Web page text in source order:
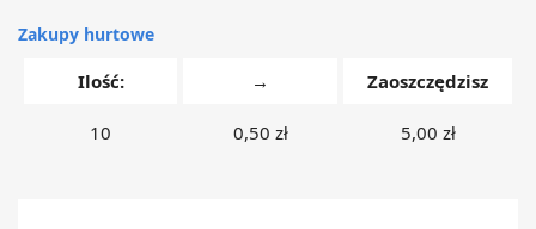
Zakupy hurtowe
Ilość: → Zaoszczędzisz
10 0,50 zł 5,00 zł